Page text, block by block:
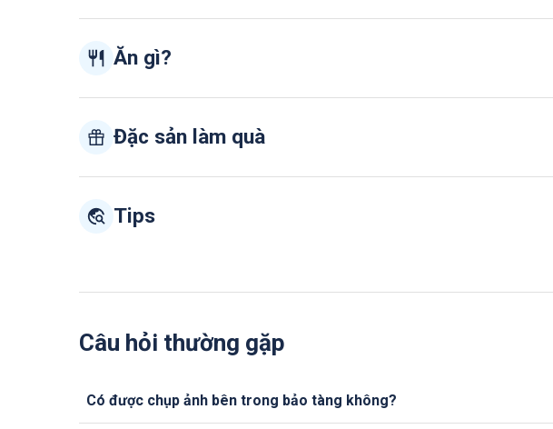
Ăn gì?
Đặc sản làm quà
Tips
Câu hỏi thường gặp
Có được chụp ảnh bên trong bảo tàng không?